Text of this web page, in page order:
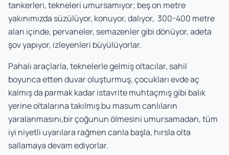
tankerleri, tekneleri umursamıyor; beş on metre
yakınımızda süzülüyor, konuyor, dalıyor, 300-400 metre
alan içinde, pervaneler, semazenler gibi dönüyor, adeta
şov yapıyor, izleyenleri büyülüyorlar.
Pahalı araçlarla, teknelerle gelmiş oltacılar, sahil
boyunca etten duvar oluşturmuş, çocukları evde aç
kalmış da parmak kadar istavrite muhtaçmış gibi balık
yerine oltalarına takılmış bu masum canlıların
yaralanmasını,bir çoğunun ölmesini umursamadan, tüm
iyi niyetli uyarılara rağmen canla başla, hırsla olta
sallamaya devam ediyorlar.